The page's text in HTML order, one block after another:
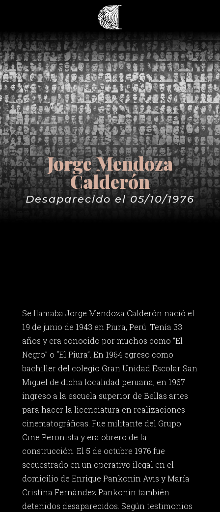
Jorge Mendoza
Calderón
Desaparecido el 05/10/1976
Se llamaba Jorge Mendoza Calderón nació el
19 de junio de 1943 en Piura, Perú. Tenía 33
años y era conocido por muchos como “El
Negro” o “El Piura”. En 1964 egreso como
bachiller del colegio Gran Unidad Escolar San
Miguel de dicha localidad peruana, en 1967
ingreso a la escuela superior de Bellas artes
para hacer la licenciatura en realizaciones
cinematográficas. Fue militante del Grupo
Cine Peronista y era obrero de la
construcción. El 5 de octubre 1976 fue
secuestrado en un operativo ilegal en el
domicilio de Enrique Pankonin Avis y María
Cristina Fernández Pankonin también
detenidos desaparecidos. Según testimonios